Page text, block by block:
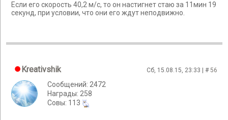
Если его скорость 40,2 м/с, то он настигнет стаю за 11мин 19
секунд, при условии, что они его ждут неподвижно.
Kreativshik Сб, 15.08.15, 23:33 | #56
Сообщений: 2472
Награды: 258
Cовы: 113